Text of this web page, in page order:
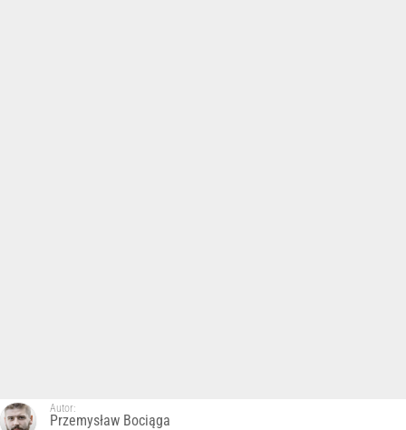
Autor:
Przemysław Bociąga